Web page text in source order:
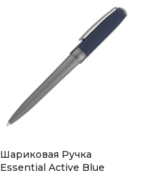
Шариковая Ручка
Essential Active Blue